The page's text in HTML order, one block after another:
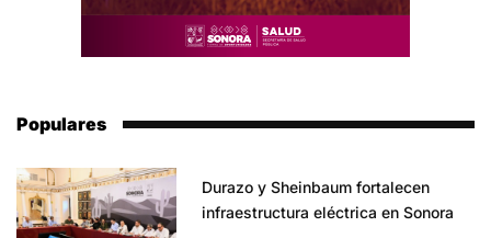
Populares
Durazo y Sheinbaum fortalecen
infraestructura eléctrica en Sonora